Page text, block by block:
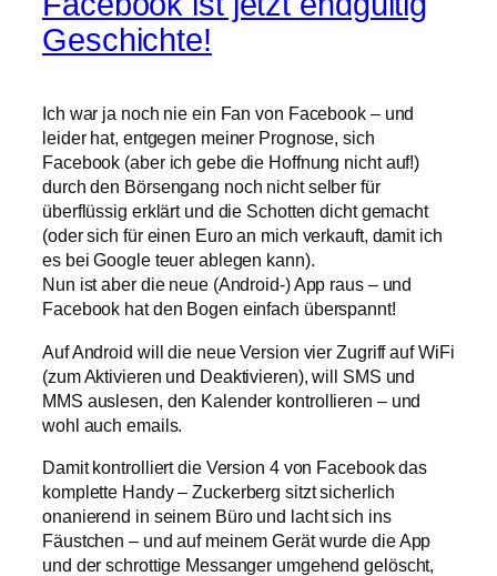
Geschichte!
Ich war ja noch nie ein Fan von Facebook – und
leider hat, entgegen meiner Prognose, sich
Facebook (aber ich gebe die Hoffnung nicht auf!)
durch den Börsengang noch nicht selber für
überflüssig erklärt und die Schotten dicht gemacht
(oder sich für einen Euro an mich verkauft, damit ich
es bei Google teuer ablegen kann).
Nun ist aber die neue (Android-) App raus – und
Facebook hat den Bogen einfach überspannt!
Auf Android will die neue Version vier Zugriff auf WiFi
(zum Aktivieren und Deaktivieren), will SMS und
MMS auslesen, den Kalender kontrollieren – und
wohl auch emails.
Damit kontrolliert die Version 4 von Facebook das
komplette Handy – Zuckerberg sitzt sicherlich
onanierend in seinem Büro und lacht sich ins
Fäustchen – und auf meinem Gerät wurde die App
und der schrottige Messanger umgehend gelöscht,